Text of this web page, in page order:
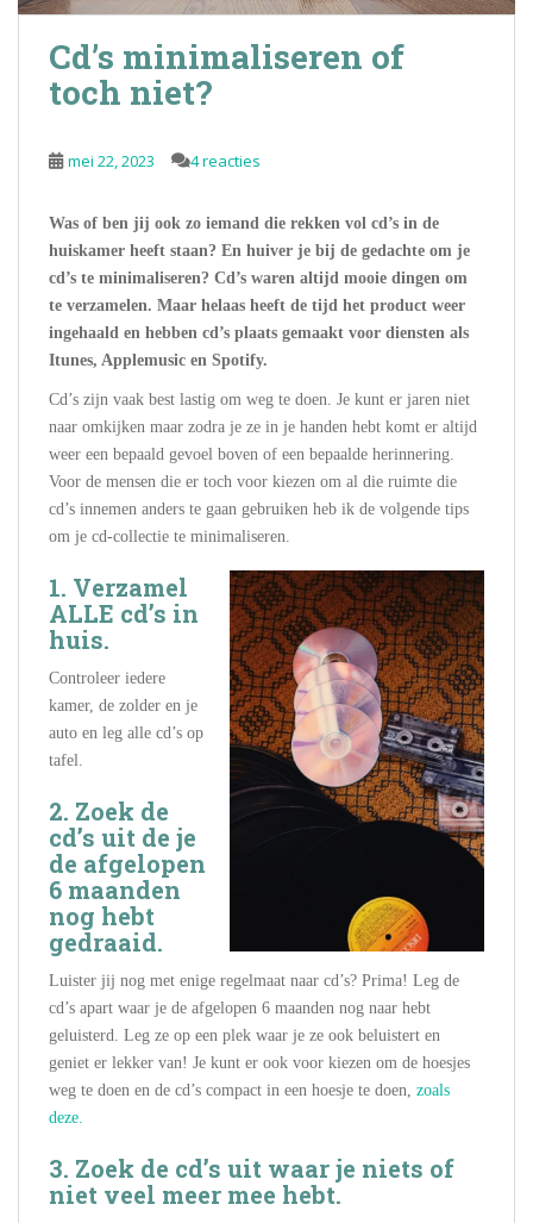
Cd’s minimaliseren of
toch niet?
mei 22, 2023 4 reacties
Was of ben jij ook zo iemand die rekken vol cd’s in de
huiskamer heeft staan? En huiver je bij de gedachte om je
cd’s te minimaliseren? Cd’s waren altijd mooie dingen om
te verzamelen. Maar helaas heeft de tijd het product weer
ingehaald en hebben cd’s plaats gemaakt voor diensten als
Itunes, Applemusic en Spotify.
Cd’s zijn vaak best lastig om weg te doen. Je kunt er jaren niet
naar omkijken maar zodra je ze in je handen hebt komt er altijd
weer een bepaald gevoel boven of een bepaalde herinnering.
Voor de mensen die er toch voor kiezen om al die ruimte die
cd’s innemen anders te gaan gebruiken heb ik de volgende tips
om je cd-collectie te minimaliseren.
1. Verzamel
ALLE cd’s in
huis.
Controleer iedere
kamer, de zolder en je
auto en leg alle cd’s op
tafel.
2. Zoek de
cd’s uit de je
de afgelopen
6 maanden
nog hebt
gedraaid.
Luister jij nog met enige regelmaat naar cd’s? Prima! Leg de
cd’s apart waar je de afgelopen 6 maanden nog naar hebt
geluisterd. Leg ze op een plek waar je ze ook beluistert en
geniet er lekker van! Je kunt er ook voor kiezen om de hoesjes
weg te doen en de cd’s compact in een hoesje te doen, zoals
deze.
3. Zoek de cd’s uit waar je niets of
niet veel meer mee hebt.